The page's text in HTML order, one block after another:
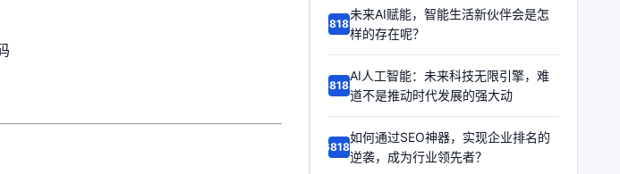
68189
未来AI赋能，智能生活新伙伴会是怎
样的存在呢？
68188
AI人工智能：未来科技无限引擎，难
道不是推动时代发展的强大动
68187
如何通过SEO神器，实现企业排名的
逆袭，成为行业领先者？